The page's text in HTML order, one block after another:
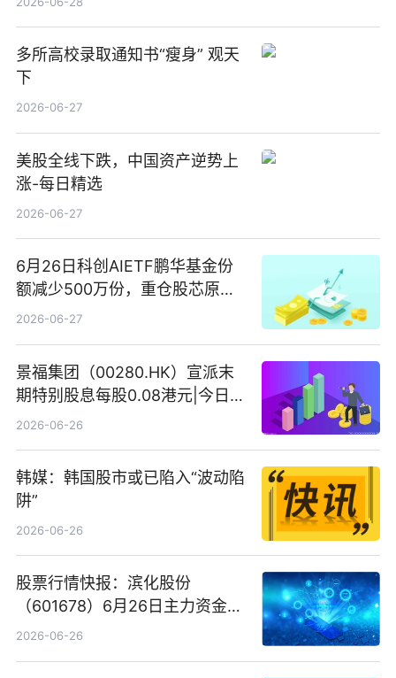
多所高校录取通知书“瘦身” 观天
下
2026-06-27
美股全线下跌，中国资产逆势上
涨-每日精选
2026-06-27
6月26日科创AIETF鹏华基金份
额减少500万份，重仓股芯原股
份、寒武纪、澜起科技 观速讯
2026-06-27
景福集团（00280.HK）宣派末
期特别股息每股0.08港元|今日快
看
2026-06-26
韩媒：韩国股市或已陷入“波动陷
阱”
2026-06-26
股票行情快报：滨化股份
（601678）6月26日主力资金净
卖出5964.34万元
2026-06-26